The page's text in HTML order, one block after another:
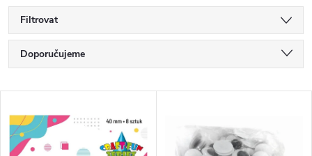
Filtrovat
Ř
a
z
Doporučujeme
Nejprodávanější
V
ý